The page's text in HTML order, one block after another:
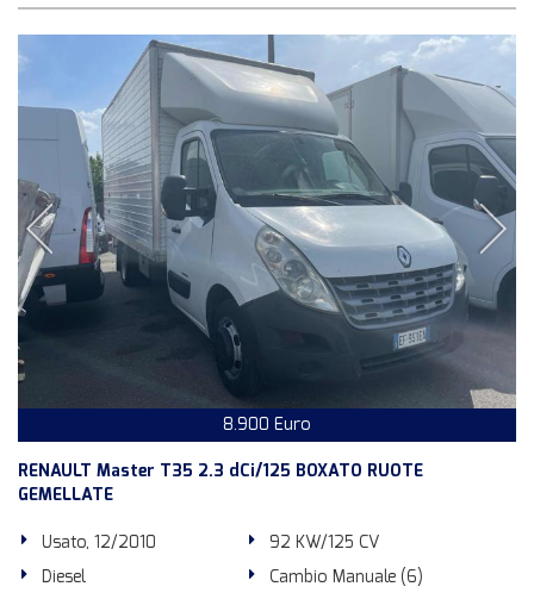
8.900 Euro
RENAULT Master T35 2.3 dCi/125 BOXATO RUOTE
GEMELLATE
Usato, 12/2010
92 KW/125 CV
Diesel
Cambio Manuale (6)